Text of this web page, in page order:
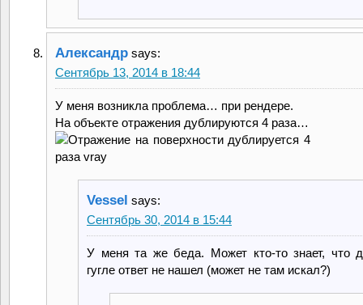
Александр says:
Сентябрь 13, 2014 в 18:44
У меня возникла проблема… при рендере.
На объекте отражения дублируются 4 раза…
Vessel says:
Сентябрь 30, 2014 в 15:44
У меня та же беда. Может кто-то знает, что
гугле ответ не нашел (может не там искал?)